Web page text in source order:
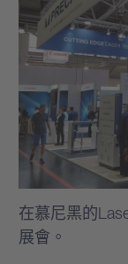
在慕尼黑的
展會。